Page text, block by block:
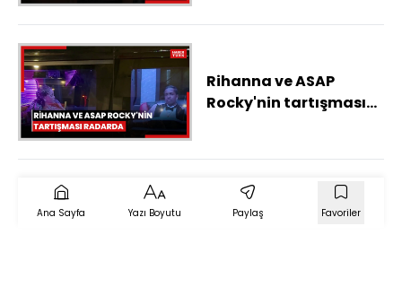
Rihanna ve ASAP
Rocky'nin tartışması
Ana Sayfa Yazı Boyutu Paylaş Favoriler